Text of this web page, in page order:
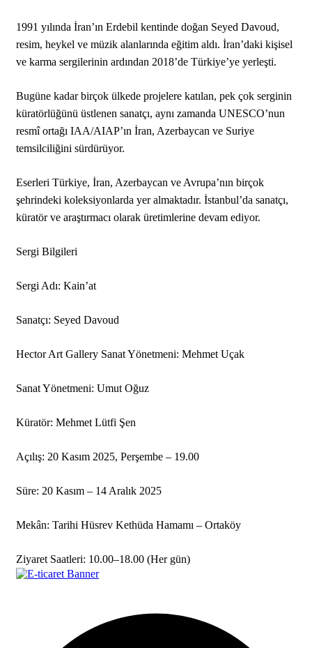
1991 yılında İran’ın Erdebil kentinde doğan Seyed Davoud,
resim, heykel ve müzik alanlarında eğitim aldı. İran’daki kişisel
ve karma sergilerinin ardından 2018’de Türkiye’ye yerleşti.
Bugüne kadar birçok ülkede projelere katılan, pek çok serginin
küratörlüğünü üstlenen sanatçı, aynı zamanda UNESCO’nun
resmî ortağı IAA/AIAP’ın İran, Azerbaycan ve Suriye
temsilciliğini sürdürüyor.
Eserleri Türkiye, İran, Azerbaycan ve Avrupa’nın birçok
şehrindeki koleksiyonlarda yer almaktadır. İstanbul’da sanatçı,
küratör ve araştırmacı olarak üretimlerine devam ediyor.
Sergi Bilgileri
Sergi Adı: Kain’at
Sanatçı: Seyed Davoud
Hector Art Gallery Sanat Yönetmeni: Mehmet Uçak
Sanat Yönetmeni: Umut Oğuz
Küratör: Mehmet Lütfi Şen
Açılış: 20 Kasım 2025, Perşembe – 19.00
Süre: 20 Kasım – 14 Aralık 2025
Mekân: Tarihi Hüsrev Kethüda Hamamı – Ortaköy
Ziyaret Saatleri: 10.00–18.00 (Her gün)